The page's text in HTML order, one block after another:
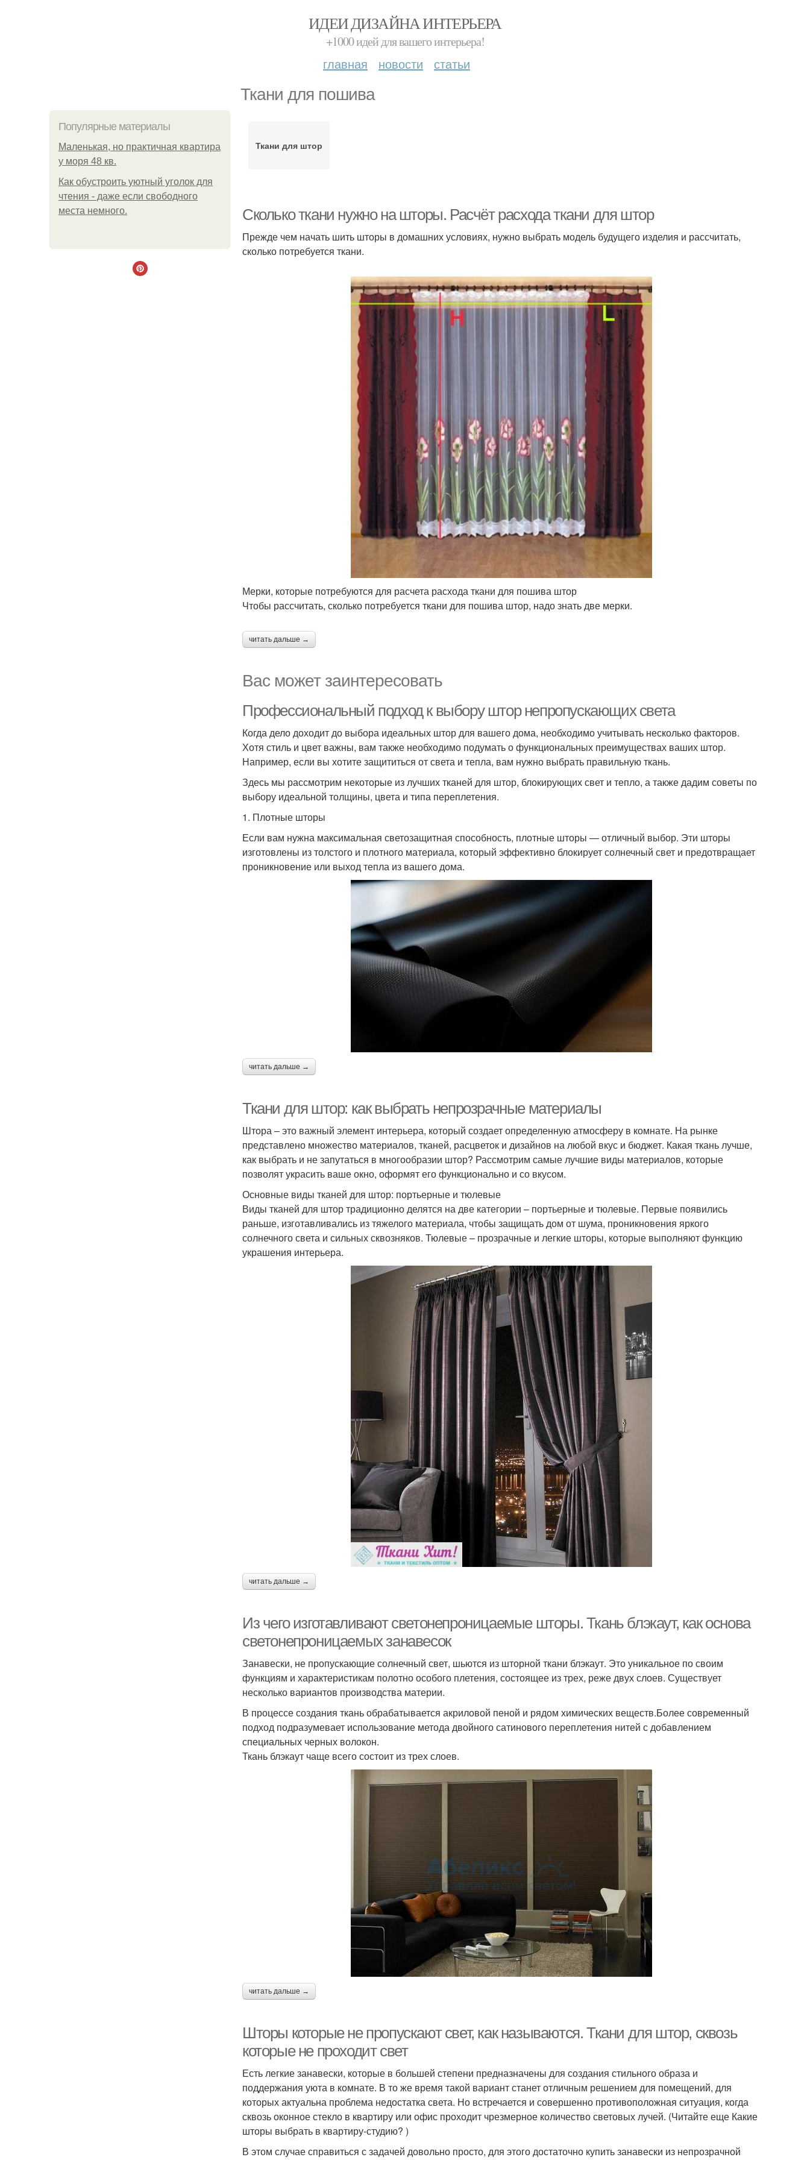
ИДЕИ ДИЗАЙНА ИНТЕРЬЕРА
+1000 идей для вашего интерьера!
главная новости статьи
Ткани для пошива
Популярные материалы
Маленькая, но практичная квартира
у моря 48 кв.
Как обустроить уютный уголок для
чтения - даже если свободного
места немного.
Ткани для штор
Сколько ткани нужно на шторы. Расчёт расхода ткани для штор
Прежде чем начать шить шторы в домашних условиях, нужно выбрать модель будущего изделия и рассчитать,
сколько потребуется ткани.
Мерки, которые потребуются для расчета расхода ткани для пошива штор
Чтобы рассчитать, сколько потребуется ткани для пошива штор, надо знать две мерки.
читать дальше →
Вас может заинтересовать
Профессиональный подход к выбору штор непропускающих света
Когда дело доходит до выбора идеальных штор для вашего дома, необходимо учитывать несколько факторов.
Хотя стиль и цвет важны, вам также необходимо подумать о функциональных преимуществах ваших штор.
Например, если вы хотите защититься от света и тепла, вам нужно выбрать правильную ткань.
Здесь мы рассмотрим некоторые из лучших тканей для штор, блокирующих свет и тепло, а также дадим советы по
выбору идеальной толщины, цвета и типа переплетения.
1. Плотные шторы
Если вам нужна максимальная светозащитная способность, плотные шторы — отличный выбор. Эти шторы
изготовлены из толстого и плотного материала, который эффективно блокирует солнечный свет и предотвращает
проникновение или выход тепла из вашего дома.
читать дальше →
Ткани для штор: как выбрать непрозрачные материалы
Штора – это важный элемент интерьера, который создает определенную атмосферу в комнате. На рынке
представлено множество материалов, тканей, расцветок и дизайнов на любой вкус и бюджет. Какая ткань лучше,
как выбрать и не запутаться в многообразии штор? Рассмотрим самые лучшие виды материалов, которые
позволят украсить ваше окно, оформят его функционально и со вкусом.
Основные виды тканей для штор: портьерные и тюлевые
Виды тканей для штор традиционно делятся на две категории – портьерные и тюлевые. Первые появились
раньше, изготавливались из тяжелого материала, чтобы защищать дом от шума, проникновения яркого
солнечного света и сильных сквозняков. Тюлевые – прозрачные и легкие шторы, которые выполняют функцию
украшения интерьера.
читать дальше →
Из чего изготавливают светонепроницаемые шторы. Ткань блэкаут, как основа
светонепроницаемых занавесок
Занавески, не пропускающие солнечный свет, шьются из шторной ткани блэкаут. Это уникальное по своим
функциям и характеристикам полотно особого плетения, состоящее из трех, реже двух слоев. Существует
несколько вариантов производства материи.
В процессе создания ткань обрабатывается акриловой пеной и рядом химических веществ.Более современный
подход подразумевает использование метода двойного сатинового переплетения нитей с добавлением
специальных черных волокон.
Ткань блэкаут чаще всего состоит из трех слоев.
читать дальше →
Шторы которые не пропускают свет, как называются. Ткани для штор, сквозь
которые не проходит свет
Есть легкие занавески, которые в большей степени предназначены для создания стильного образа и
поддержания уюта в комнате. В то же время такой вариант станет отличным решением для помещений, для
которых актуальна проблема недостатка света. Но встречается и совершенно противоположная ситуация, когда
сквозь оконное стекло в квартиру или офис проходит чрезмерное количество световых лучей. (Читайте еще Какие
шторы выбрать в квартиру-студию? )
В этом случае справиться с задачей довольно просто, для этого достаточно купить занавески из непрозрачной